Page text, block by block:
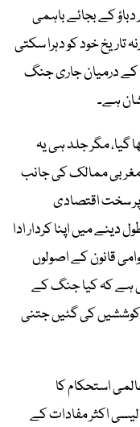
کے بجائے باہمی
تاریخ خود کو دہرا سکتی
کے درمیان جاری جنگ
ہے۔
گیا، مگر جلد ہی یہ
مغربی ممالک کی جانب
پر سخت اقتصادی
دینے میں اپنا کردار ادا
قانون کے اصولوں
ہے کہ کیا جنگ کے
کی گئیں جتنی
استحکام کا
اکثر مفادات کے